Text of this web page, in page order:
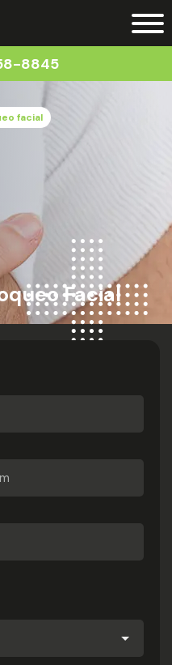
8845
facial
Facial